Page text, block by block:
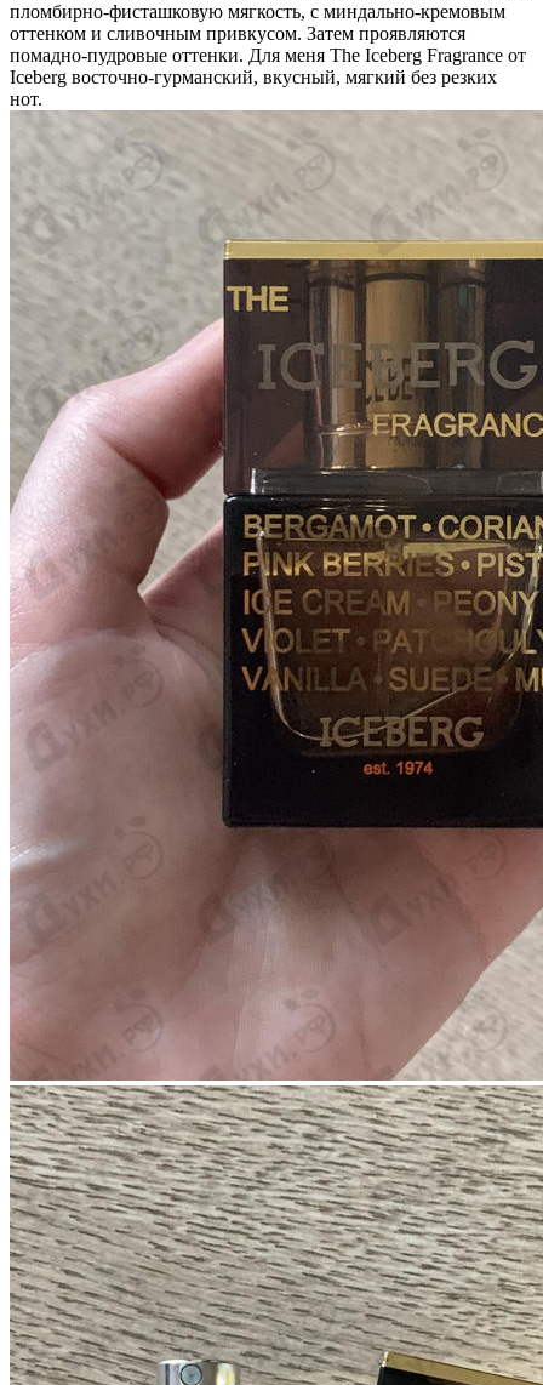
пломбирно-фисташковую мягкость, с миндально-кремовым
оттенком и сливочным привкусом. Затем проявляются
помадно-пудровые оттенки. Для меня The Iceberg Fragrance от
Iceberg восточно-гурманский, вкусный, мягкий без резких
нот.